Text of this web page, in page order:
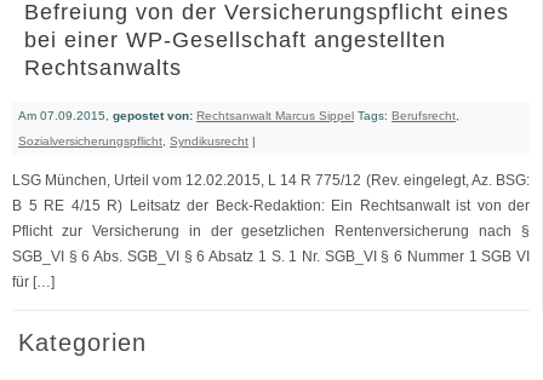
Befreiung von der Versicherungspflicht eines
bei einer WP-Gesellschaft angestellten
Rechtsanwalts
Am 07.09.2015, gepostet von: Rechtsanwalt Marcus Sippel Tags: Berufsrecht
Sozialversicherungspflicht Syndikusrecht |
LSG München, Urteil vom 12.02.2015, L 14 R 775/12 (Rev. eingelegt, Az. BSG:
B 5 RE 4/15 R) Leitsatz der Beck-Redaktion: Ein Rechtsanwalt ist von der
Pflicht zur Versicherung in der gesetzlichen Rentenversicherung nach §
SGB_VI § 6 Abs. SGB_VI § 6 Absatz 1 S. 1 Nr. SGB_VI § 6 Nummer 1 SGB VI
für […]
Kategorien